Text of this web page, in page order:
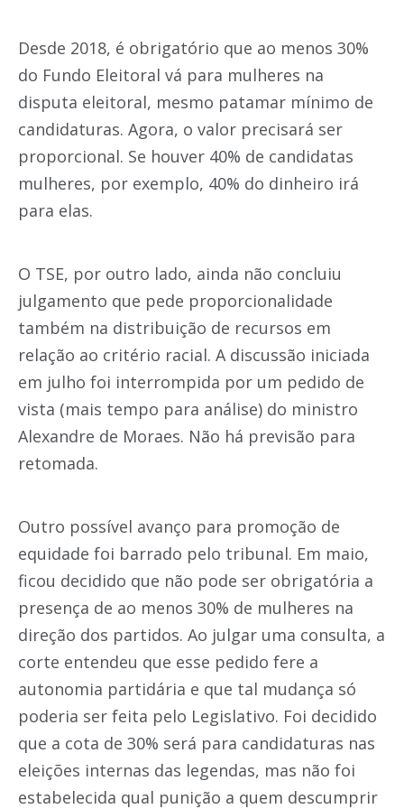
Desde 2018, é obrigatório que ao menos 30%
do Fundo Eleitoral vá para mulheres na
disputa eleitoral, mesmo patamar mínimo de
candidaturas. Agora, o valor precisará ser
proporcional. Se houver 40% de candidatas
mulheres, por exemplo, 40% do dinheiro irá
para elas.
O TSE, por outro lado, ainda não concluiu
julgamento que pede proporcionalidade
também na distribuição de recursos em
relação ao critério racial. A discussão iniciada
em julho foi interrompida por um pedido de
vista (mais tempo para análise) do ministro
Alexandre de Moraes. Não há previsão para
retomada.
Outro possível avanço para promoção de
equidade foi barrado pelo tribunal. Em maio,
ficou decidido que não pode ser obrigatória a
presença de ao menos 30% de mulheres na
direção dos partidos. Ao julgar uma consulta, a
corte entendeu que esse pedido fere a
autonomia partidária e que tal mudança só
poderia ser feita pelo Legislativo. Foi decidido
que a cota de 30% será para candidaturas nas
eleições internas das legendas, mas não foi
estabelecida qual punição a quem descumprir